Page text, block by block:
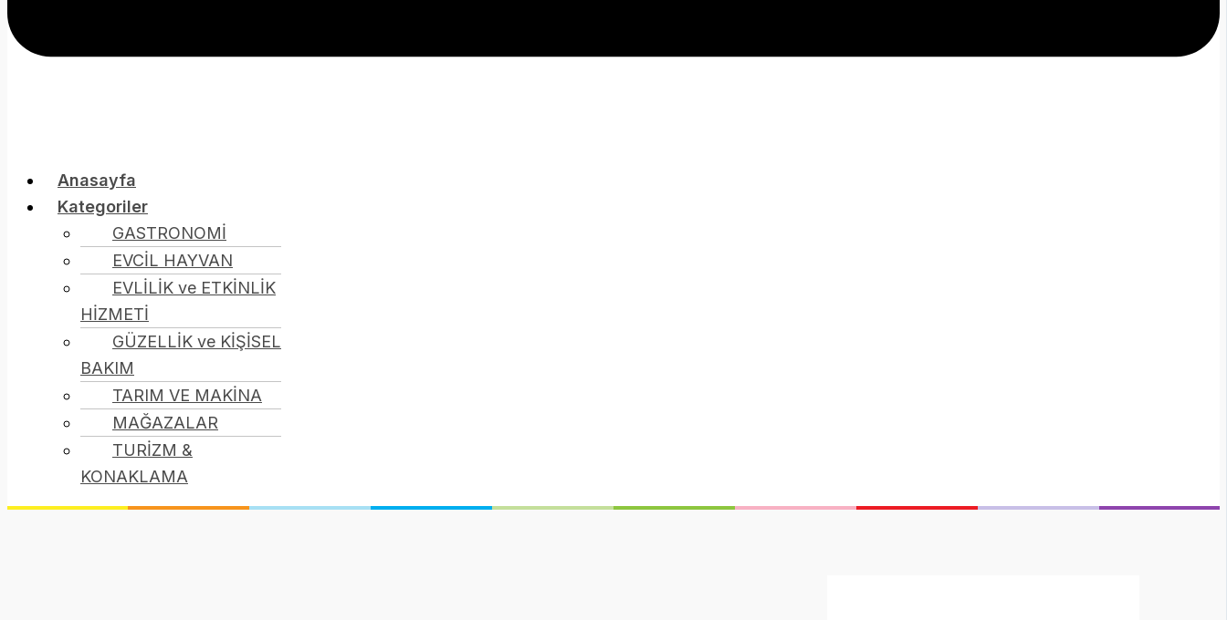
Anasayfa
Kategoriler
GASTRONOMİ
EVCİL HAYVAN
EVLİLİK ve ETKİNLİK
HİZMETİ
GÜZELLİK ve KİŞİSEL
BAKIM
TARIM VE MAKİNA
MAĞAZALAR
TURİZM &
KONAKLAMA